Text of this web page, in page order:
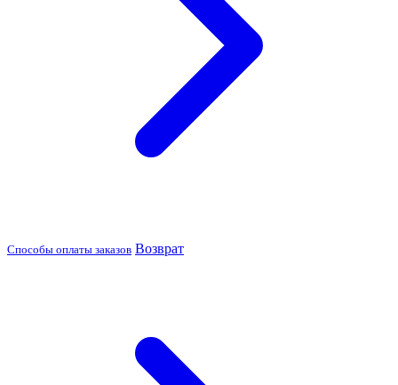
Способы оплаты заказов Возврат